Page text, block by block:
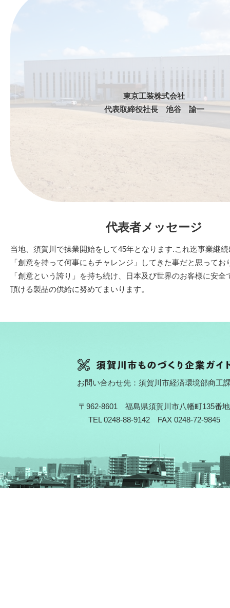
東京工装株式会社
代表取締役社長 池谷 諭一
代表者メッセージ
当地、須賀川で操業開始をして45年となります.これ迄事業継
「創意を持って何事にもチャレンジ」してきた事だと思ってお
「創意という誇り」を持ち続け、日本及び世界のお客様に安全
頂ける製品の供給に努めてまいります。
お問い合わせ先：須賀川市経済環境部商工
〒962-8601 福島県須賀川市八幡町135番地
TEL 0248-88-9142 FAX 0248-72-9845